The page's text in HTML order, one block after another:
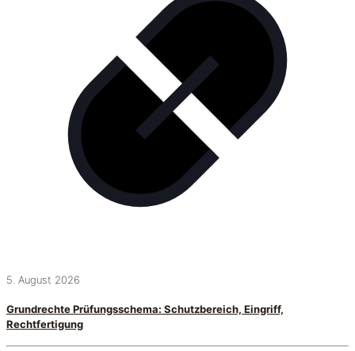
5. August 2026
Grundrechte Prüfungsschema: Schutzbereich, Eingriff,
Rechtfertigung